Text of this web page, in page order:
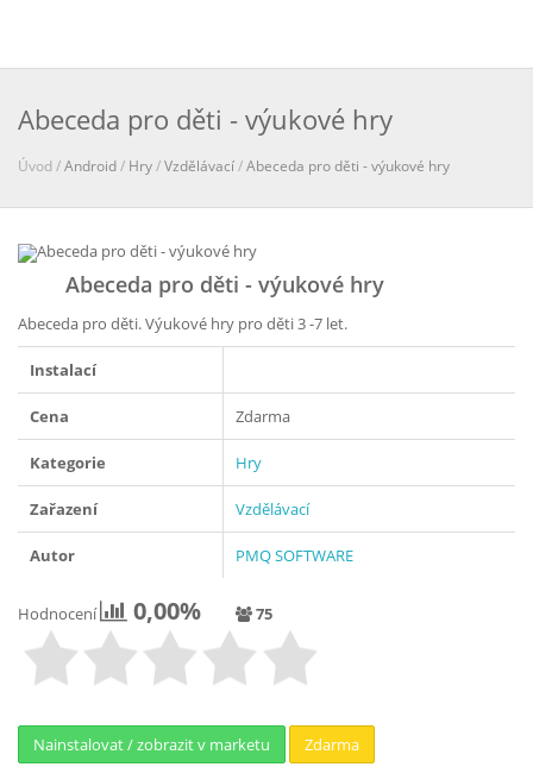
Abeceda pro děti - výukové hry
Úvod /Android/ Hry/Vzdělávací/Abeceda pro děti - výukové hry
Abeceda pro děti - výukové hry
Abeceda pro děti. Výukové hry pro děti 3 -7 let.
Instalací
Cena Zdarma
Kategorie Hry
Zařazení Vzdělávací
Autor PMQ SOFTWARE
Hodnocení 0,00% 75
Nainstalovat / zobrazit v marketu Zdarma